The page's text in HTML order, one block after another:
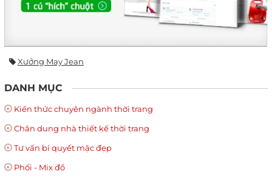
Xưởng May Jean
DANH MỤC
Kiến thức chuyên ngành thời trang
Chân dung nhà thiết kế thời trang
Tư vấn bí quyết mặc đẹp
Phối - Mix đồ